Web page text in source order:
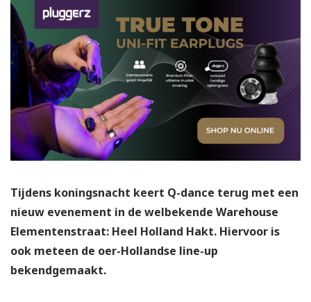
Tijdens koningsnacht keert Q-dance terug met een
nieuw evenement in de welbekende Warehouse
Elementenstraat: Heel Holland Hakt. Hiervoor is
ook meteen de oer-Hollandse line-up
bekendgemaakt.